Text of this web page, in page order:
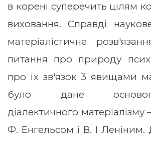
в корені суперечить цілям
виховання. Справді
матеріалістичне
питання про природу
про їх зв'язок 3 явищами
було дане
діалектичного
Ф. Енгельсом і В. І Леніним.